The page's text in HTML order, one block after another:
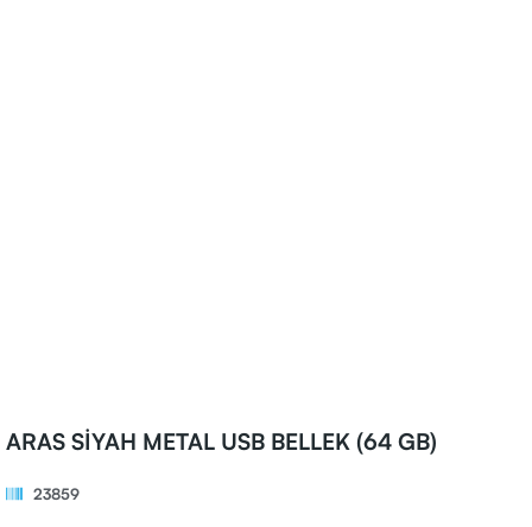
ARAS SİYAH METAL USB BELLEK (64 GB)
23859